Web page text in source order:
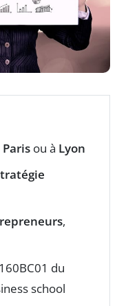
Paris ou à Lyon
,
du
school